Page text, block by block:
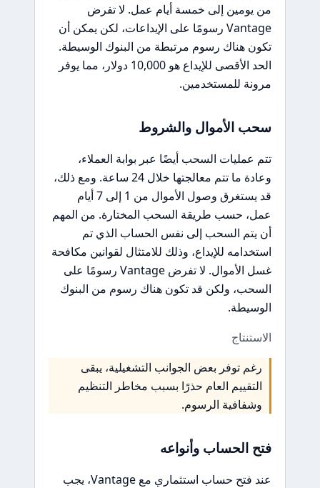
من يومين إلى خمسة أيام عمل. لا تفرض
Vantage رسومًا على الإيداعات، لكن يمكن أن
تكون هناك رسوم مرتبطة من البنوك الوسيطة.
الحد الأقصى للإيداع هو 10,000 دولار، مما يوفر
مرونة للمستخدمين.
سحب الأموال والشروط
تتم عمليات السحب أيضًا عبر بوابة العملاء،
وعادة ما تتم معالجتها خلال 24 ساعة. ومع ذلك،
قد يستغرق وصول الأموال من 1 إلى 7 أيام
عمل، حسب طريقة السحب المختارة. من المهم
أن يتم السحب إلى نفس الحساب الذي تم
استخدامه للإيداع، وذلك للامتثال لقوانين مكافحة
غسل الأموال. لا تفرض Vantage رسومًا على
السحب، ولكن قد تكون هناك رسوم من البنوك
الوسيطة.
الاستنتاج
رغم توفر بعض الجوانب التشغيلية، يبقى
التقييم العام حذرًا بسبب مخاطر التنظيم
وشفافية الرسوم.
فتح الحساب وأنواعه
عند فتح حساب استثماري مع Vantage، يجب